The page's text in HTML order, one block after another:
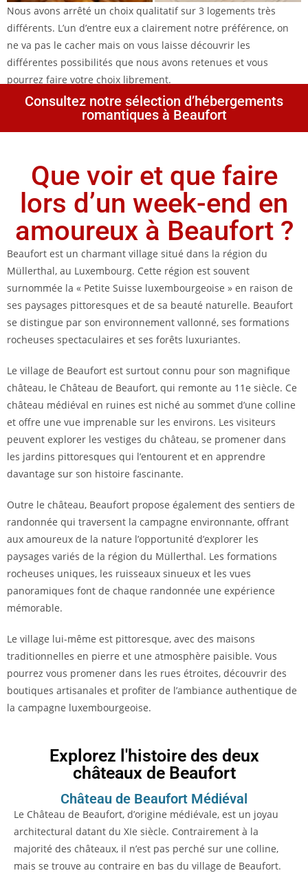
Nous avons arrêté un choix qualitatif sur 3 logements très
différents. L’un d’entre eux a clairement notre préférence, on
ne va pas le cacher mais on vous laisse découvrir les
différentes possibilités que nous avons retenues et vous
pourrez faire votre choix librement.
Consultez notre sélection d’hébergements
romantiques à Beaufort
Que voir et que faire
lors d’un week-end en
amoureux à Beaufort ?
Beaufort est un charmant village situé dans la région du
Müllerthal, au Luxembourg. Cette région est souvent
surnommée la « Petite Suisse luxembourgeoise » en raison de
ses paysages pittoresques et de sa beauté naturelle. Beaufort
se distingue par son environnement vallonné, ses formations
rocheuses spectaculaires et ses forêts luxuriantes.
Le village de Beaufort est surtout connu pour son magnifique
château, le Château de Beaufort, qui remonte au 11e siècle. Ce
château médiéval en ruines est niché au sommet d’une colline
et offre une vue imprenable sur les environs. Les visiteurs
peuvent explorer les vestiges du château, se promener dans
les jardins pittoresques qui l’entourent et en apprendre
davantage sur son histoire fascinante.
Outre le château, Beaufort propose également des sentiers de
randonnée qui traversent la campagne environnante, offrant
aux amoureux de la nature l’opportunité d’explorer les
paysages variés de la région du Müllerthal. Les formations
rocheuses uniques, les ruisseaux sinueux et les vues
panoramiques font de chaque randonnée une expérience
mémorable.
Le village lui-même est pittoresque, avec des maisons
traditionnelles en pierre et une atmosphère paisible. Vous
pourrez vous promener dans les rues étroites, découvrir des
boutiques artisanales et profiter de l’ambiance authentique de
la campagne luxembourgeoise.
Explorez l'histoire des deux
châteaux de Beaufort
Château de Beaufort Médiéval
Le Château de Beaufort, d’origine médiévale, est un joyau
architectural datant du XIe siècle. Contrairement à la
majorité des châteaux, il n’est pas perché sur une colline,
mais se trouve au contraire en bas du village de Beaufort.